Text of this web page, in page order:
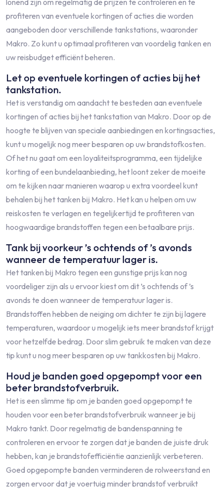
lonend zijn om regelmatig de prijzen te controleren en te
profiteren van eventuele kortingen of acties die worden
aangeboden door verschillende tankstations, waaronder
Makro. Zo kunt u optimaal profiteren van voordelig tanken en
uw reisbudget efficiënt beheren.
Let op eventuele kortingen of acties bij het
tankstation.
Het is verstandig om aandacht te besteden aan eventuele
kortingen of acties bij het tankstation van Makro. Door op de
hoogte te blijven van speciale aanbiedingen en kortingsacties,
kunt u mogelijk nog meer besparen op uw brandstofkosten.
Of het nu gaat om een loyaliteitsprogramma, een tijdelijke
korting of een bundelaanbieding, het loont zeker de moeite
om te kijken naar manieren waarop u extra voordeel kunt
behalen bij het tanken bij Makro. Het kan u helpen om uw
reiskosten te verlagen en tegelijkertijd te profiteren van
hoogwaardige brandstoffen tegen een betaalbare prijs.
Tank bij voorkeur ’s ochtends of ’s avonds
wanneer de temperatuur lager is.
Het tanken bij Makro tegen een gunstige prijs kan nog
voordeliger zijn als u ervoor kiest om dit ’s ochtends of ’s
avonds te doen wanneer de temperatuur lager is.
Brandstoffen hebben de neiging om dichter te zijn bij lagere
temperaturen, waardoor u mogelijk iets meer brandstof krijgt
voor hetzelfde bedrag. Door slim gebruik te maken van deze
tip kunt u nog meer besparen op uw tankkosten bij Makro.
Houd je banden goed opgepompt voor een
beter brandstofverbruik.
Het is een slimme tip om je banden goed opgepompt te
houden voor een beter brandstofverbruik wanneer je bij
Makro tankt. Door regelmatig de bandenspanning te
controleren en ervoor te zorgen dat je banden de juiste druk
hebben, kan je brandstofefficiëntie aanzienlijk verbeteren.
Goed opgepompte banden verminderen de rolweerstand en
zorgen ervoor dat je voertuig minder brandstof verbruikt